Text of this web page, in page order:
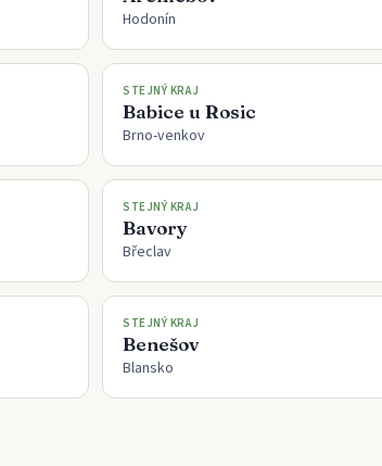
Hodonín
STEJNÝ KRAJ
Babice u Rosic
Brno-venkov
STEJNÝ KRAJ
Bavory
Břeclav
STEJNÝ KRAJ
Benešov
Blansko